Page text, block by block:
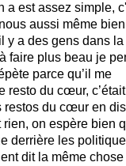
a est assez simple,
aussi même bien
y a des gens dans la
faire plus beau je
parce qu’il me
resto du cœur,
restos du cœur en
rien, on espère bien
derrière les
dit la même